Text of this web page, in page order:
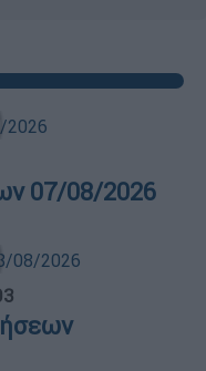
07/08/2026